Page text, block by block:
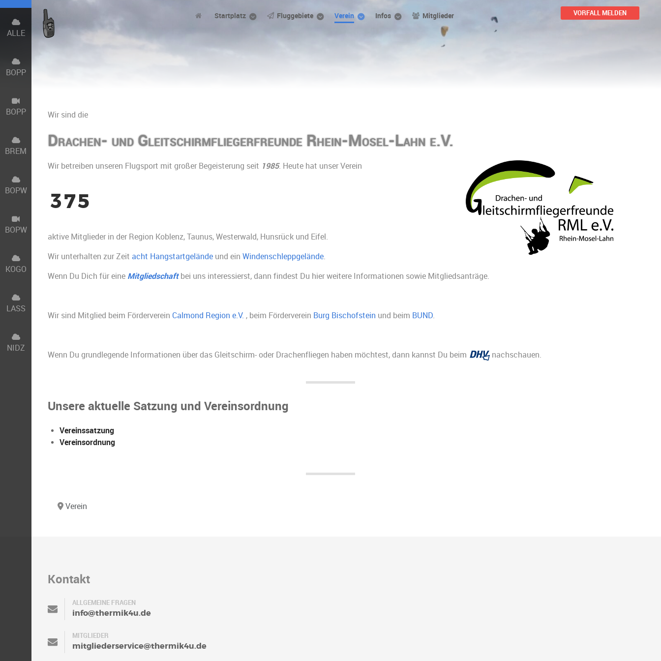
Startplatz Fluggebiete Verein Infos Mitglieder VORFALL MELDEN
Wir sind die
Drachen- und Gleitschirmfliegerfreunde Rhein-Mosel-Lahn e.V.
Wir betreiben unseren Flugsport mit großer Begeisterung seit 1985. Heute hat unser Verein
375
aktive Mitglieder in der Region Koblenz, Taunus, Westerwald, Hunsrück und Eifel.
Wir unterhalten zur Zeit acht Hangstartgelände und ein Windenschleppgelände.
Wenn Du Dich für eine Mitgliedschaftbei uns interessierst, dann findest Du hier weitere Informationen sowie Mitgliedsanträge.
Wir sind Mitglied beim Förderverein Calmond Region e.V. , beim Förderverein Burg Bischofstein und beim BUND.
Wenn Du grundlegende Informationen über das Gleitschirm- oder Drachenfliegen haben möchtest, dann kannst Du beim nachschauen.
Unsere aktuelle Satzung und Vereinsordnung
Vereinssatzung
Vereinsordnung
Verein
Kontakt
ALLGEMEINE FRAGEN
info@thermik4u.de
MITGLIEDER
mitgliederservice@thermik4u.de
ALLE
BOPP
BOPP
BREM
BOPW
BOPW
KOGO
LASS
NIDZ